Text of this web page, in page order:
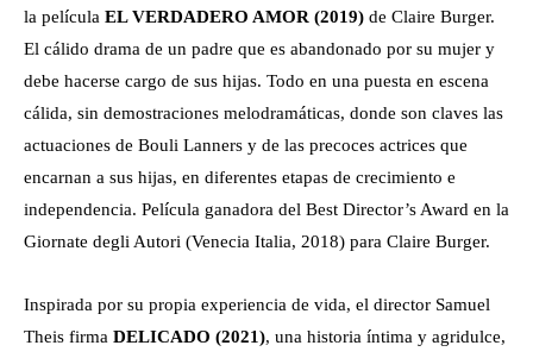
la película EL VERDADERO AMOR (2019) de Claire Burger.
El cálido drama de un padre que es abandonado por su mujer y
debe hacerse cargo de sus hijas. Todo en una puesta en escena
cálida, sin demostraciones melodramáticas, donde son claves las
actuaciones de Bouli Lanners y de las precoces actrices que
encarnan a sus hijas, en diferentes etapas de crecimiento e
independencia. Película ganadora del Best Director’s Award en la
Giornate degli Autori (Venecia Italia, 2018) para Claire Burger.
Inspirada por su propia experiencia de vida, el director Samuel
Theis firma DELICADO (2021), una historia íntima y agridulce,